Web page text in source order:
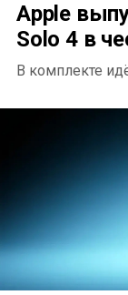
Apple
Solo 4 в
В комплекте